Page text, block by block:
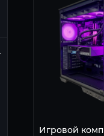
Игровой